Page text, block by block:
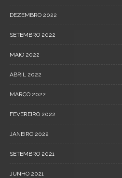
DEZEMBRO 2022
SETEMBRO 2022
MAIO 2022
ABRIL 2022
MARÇO 2022
FEVEREIRO 2022
JANEIRO 2022
SETEMBRO 2021
JUNHO 2021